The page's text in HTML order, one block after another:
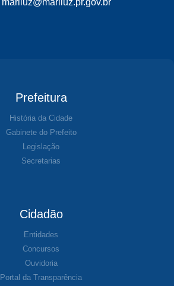
Prefeitura
História da Cidade
Gabinete do Prefeito
Legislação
Secretarias
Cidadão
Entidades
Concursos
Ouvidoria
Portal da Transparência